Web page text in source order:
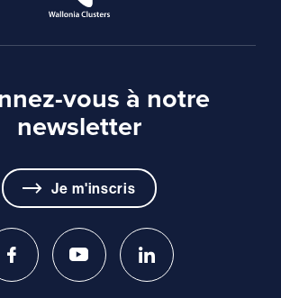
vous à notre
newsletter
Je m'inscris